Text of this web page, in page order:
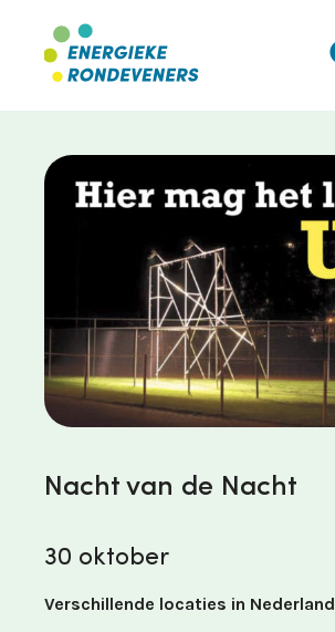
Nacht van de Nacht
30 oktober
Verschillende locaties in Nederland